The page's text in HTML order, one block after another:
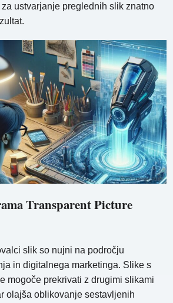
ustvarjanje preglednih slik znatno
Transparent Picture
slik so nujni na področju
in digitalnega marketinga. Slike s
mogoče prekrivati ​​z drugimi slikami
olajša oblikovanje sestavljenih